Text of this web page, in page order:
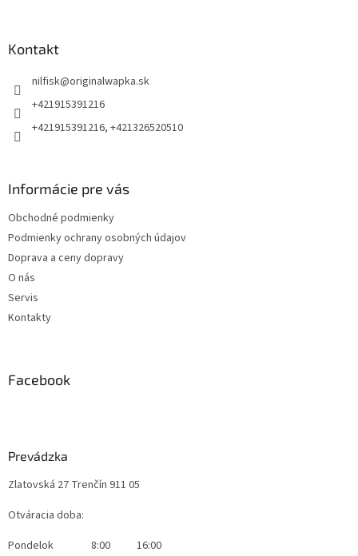
Kontakt
nilfisk@originalwapka.sk
+421915391216
+421915391216, +421326520510
Informácie pre vás
Obchodné podmienky
Podmienky ochrany osobných údajov
Doprava a ceny dopravy
O nás
Servis
Kontakty
Facebook
Prevádzka
Zlatovská 27 Trenčín 911 05
Otváracia doba:
Pondelok
8:00
16:00